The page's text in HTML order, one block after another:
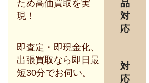
ため高価買取を実
現！
品
対
応
即査定・即現金化、
出張買取なら即日最
短30分でお伺い。
対
応